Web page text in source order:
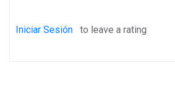
Iniciar Sesión to leave a rating